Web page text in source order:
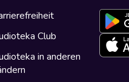
Club
in anderen